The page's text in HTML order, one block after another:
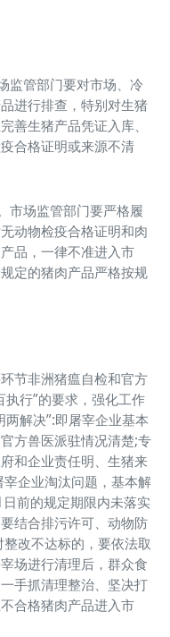
监管部门要对市场、冷
进行排查，特别对生猪
善生猪产品凭证入库、
合格证明或来源不清
市场监管部门要严格履
动物检疫合格证明和肉
品，一律不准进入市
定的猪肉产品严格按规
节非洲猪瘟自检和官方
行”的要求，强化工作
解决”:即屠宰企业基本
方兽医派驻情况清楚;专
和企业责任明、生猪来
企业淘汰问题，基本解
前的规定期限内未落实
结合排污许可、动物防
改不达标的，要依法取
场进行清理后，群众食
手抓清理整治、坚决打
合格猪肉产品进入市